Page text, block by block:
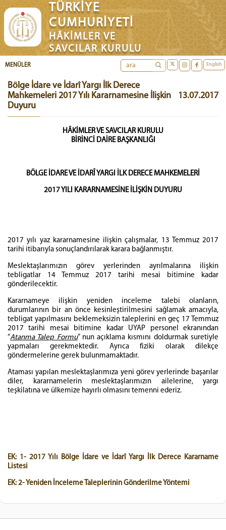
TÜRKİYE
CUMHURİYETİ
HÂKİMLER VE
SAVCILAR KURULU
English
MENÜLER
Bölge İdare ve İdarî Yargı İlk Derece
Mahkemeleri 2017 Yılı Kararnamesine İlişkin
Duyuru
13.07.2017
HÂKİMLER VE SAVCILAR KURULU
BİRİNCİ DAİRE BAŞKANLIĞI
BÖLGE İDARE VE İDARÎ YARGI İLK DERECE MAHKEMELERİ
2017 YILI KARARNAMESİNE İLİŞKİN DUYURU
2017 yılı yaz kararnamesine ilişkin çalışmalar, 13 Temmuz 2017
tarihi itibarıyla sonuçlandırılarak karara bağlanmıştır.
Meslektaşlarımızın görev yerlerinden ayrılmalarına ilişkin
tebligatlar 14 Temmuz 2017 tarihi mesai bitimine kadar
gönderilecektir.
Kararnameye ilişkin yeniden inceleme talebi olanların,
durumlarının bir an önce kesinleştirilmesini sağlamak amacıyla,
tebligat yapılmasını beklemeksizin taleplerini en geç 17 Temmuz
2017 tarihi mesai bitimine kadar UYAP personel ekranından
“Atanma Talep Formu” nun açıklama kısmını doldurmak suretiyle
yapmaları gerekmektedir. Ayrıca fiziki olarak dilekçe
göndermelerine gerek bulunmamaktadır.
Ataması yapılan meslektaşlarımıza yeni görev yerlerinde başarılar
diler, kararnamelerin meslektaşlarımızın ailelerine, yargı
teşkilatına ve ülkemize hayırlı olmasını temenni ederiz.
EK: 1- 2017 Yılı Bölge İdare ve İdarî Yargı İlk Derece Kararname
Listesi
EK: 2- Yeniden İnceleme Taleplerinin Gönderilme Yöntemi